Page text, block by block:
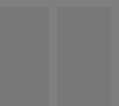
die Tasse vor dem
vor Kratzern. Die
dagegen einen
versehentliches Umstoßen